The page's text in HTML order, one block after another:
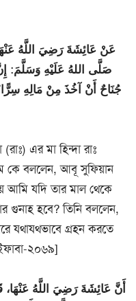
عَنْ عَائِشَةَ رَضِيَ اللَّهُ
صَلَّى اللهُ عَلَيْهِ وَسَلَّمَ:
جُنَاحٌ أَنْ آخُذَ مِنْ مَالِهِ
এর মা হিন্দা রাঃ
কে বললেন, আবূ সুফিয়ান
আমি যদি তার মাল থেকে
গুনাহ হবে? তিনি বললেন,
যথাযথভাবে গ্রহন করতে
২০৬৯]
أَنَّ عَائِشَةَ رَضِيَ اللَّهُ